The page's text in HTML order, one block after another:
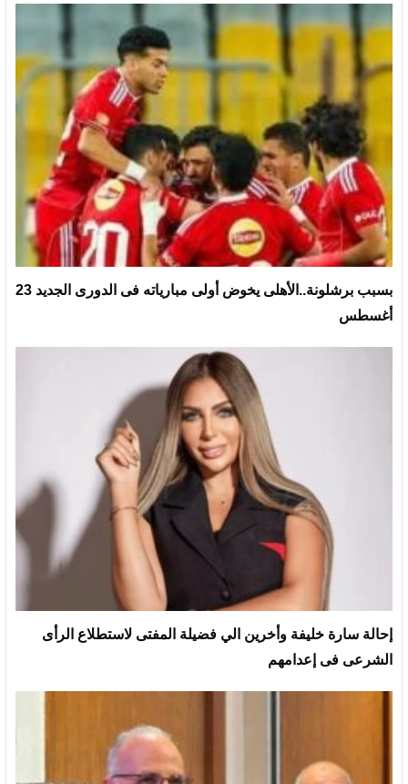
بسبب برشلونة..الأهلى يخوض أولى مبارياته فى الدورى الجديد 23
أغسطس
إحالة سارة خليفة وأخرين الي فضيلة المفتى لاستطلاع الرأى
الشرعى فى إعدامهم